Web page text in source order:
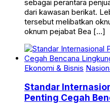
sebagai perantara
dari kawasan berikat.
tersebut melibatkan
oknum pejabat Bea […]
Ekonomi & Bisnis
Standar
Penting Cegah